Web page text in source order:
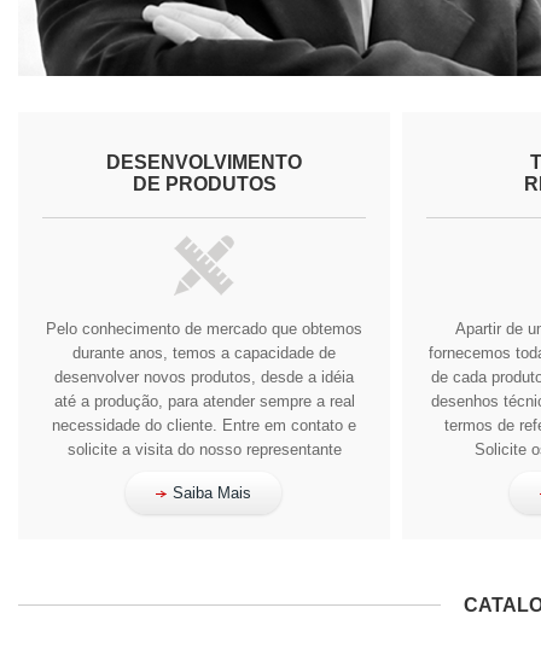
DESENVOLVIMENTO
DE PRODUTOS
Pelo conhecimento de mercado que obtemos
durante anos, temos a capacidade de
desenvolver novos produtos, desde a idéia
até a produção, para atender sempre a real
necessidade do cliente. Entre em contato e
solicite a visita do nosso representante
Saiba Mais
Apartir de
fornecemos
de cada
desenhos
termos de
Solicite